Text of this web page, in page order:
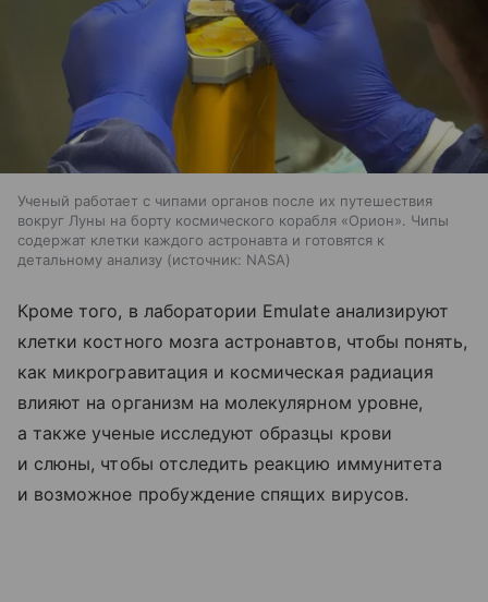
Ученый работает с чипами органов после их путешествия
вокруг Луны на борту космического корабля «Орион». Чипы
содержат клетки каждого астронавта и готовятся к
детальному анализу
источник: NASA
Кроме того, в лаборатории Emulate анализируют
клетки костного мозга астронавтов, чтобы понять,
как микрогравитация и космическая радиация
влияют на организм на молекулярном уровне,
а также ученые исследуют образцы крови
и слюны, чтобы отследить реакцию иммунитета
и возможное пробуждение спящих вирусов.